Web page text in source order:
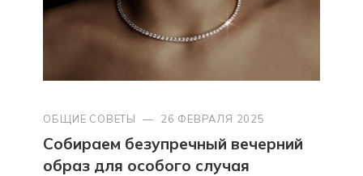
ОБЩИЕ СОВЕТЫ — 26 ФЕВРАЛЯ 2025
Собираем безупречный вечерний
образ для особого случая